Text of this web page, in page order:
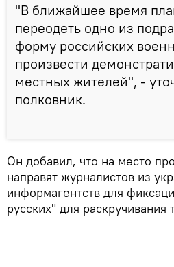
"В ближайшее время
переодеть одно из
форму российских
произвести
местных жителей", -
полковник.
Он добавил, что на место
направят журналистов из
информагентств для
русских" для